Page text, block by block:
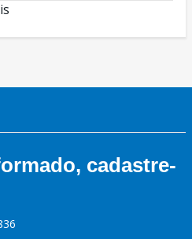
cadastre-